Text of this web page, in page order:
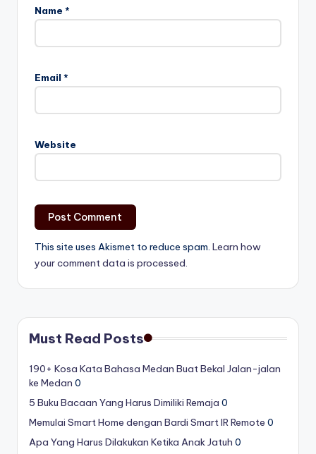
Name *
Email *
Website
This site uses Akismet to reduce spam. Learn how
your comment data is processed.
Must Read Posts
190+ Kosa Kata Bahasa Medan Buat Bekal Jalan-jalan
ke Medan 0
5 Buku Bacaan Yang Harus Dimiliki Remaja 0
Memulai Smart Home dengan Bardi Smart IR Remote 0
Apa Yang Harus Dilakukan Ketika Anak Jatuh 0